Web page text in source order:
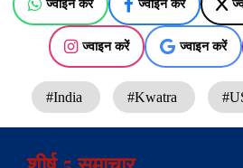
ज्वाइन करें ज्वाइन करें
ज्वाइन करें ज्वाइन करें
#India #Kwatra